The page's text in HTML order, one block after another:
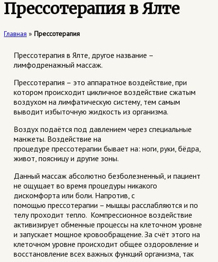
Прессотерапия в Ялте
Главная » Прессотерапия
Прессотерапия в Ялте, другое название –
лимфодренажный массаж.
Прессотерапия – это аппаратное воздействие, при
котором происходит цикличное воздействие сжатым
воздухом на лимфатическую систему, тем самым
выводит избыточную жидкость из организма.
Воздух подаётся под давлением через специальные
манжеты. Воздействие на
процедуре прессотерапии бывает на: ноги, руки, бёдра,
живот, поясницуи другие зоны.
Данный массаж абсолютно безболезненный , и пациент
не ощущает во время процедуры никакого
дискомфорта или боли. Напротив, с
помощью прессотерапии – мышцы расслабляются и по
телу проходит тепло. Компрессионное воздействие
активизирует обменные процессы на клеточном уровне
и запускает мощное кровообращение. За счёт этого на
клеточном уровне происходит общее оздоровление и
восстановление всех важных функций организма, так